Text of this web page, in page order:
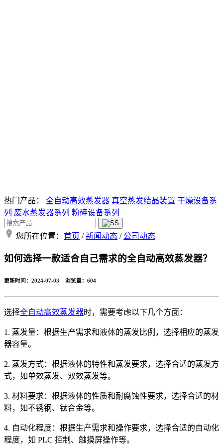
热门产品： 全自动高效蒸发器 真空蒸发结晶装置 干燥设备系
列 废水蒸发器系列 粉碎设备系列
您所在位置： 首页 /新闻动态 / 公司动态
如何选择一款适合自己需求的全自动高效蒸发器？
更新时间：2024-07-03 浏览量： 604
选择全自动高效蒸发器时，需要考虑以下几个方面：
1. 蒸发量：根据生产需求和液体的蒸发比例，选择相应的蒸发
器容量。
2. 蒸发方式：根据液体的特性和蒸发要求，选择合适的蒸发方
式，如单效蒸发、双效蒸发等。
3. 材料要求：根据液体的性质和耐腐蚀性要求，选择合适的材
料，如不锈钢、钛合金等。
4. 自动化程度：根据生产需求和操作要求，选择合适的自动化
程度，如 PLC 控制、触摸屏操作等。